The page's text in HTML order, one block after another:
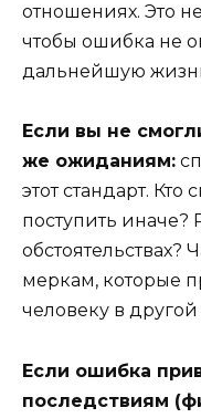
отношениях. Это
чтобы ошибка не
дальнейшую
Если вы не
же ожиданиям:
этот стандарт.
поступить иначе?
обстоятельствах?
меркам, которые
человеку в
Если ошибка
последствиям